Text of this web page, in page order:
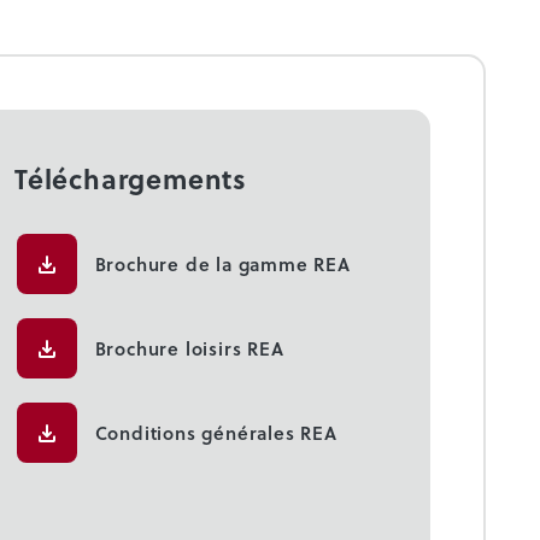
Téléchargements
Brochure de la gamme REA
Brochure loisirs REA
Conditions générales REA